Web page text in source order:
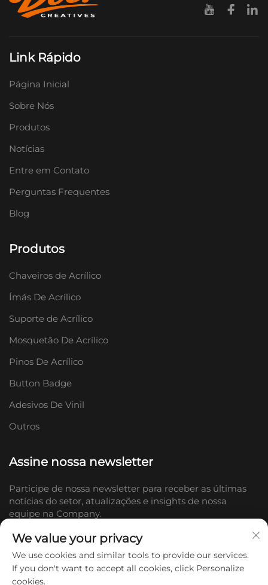
Link Rápido
Página Inicial
Sobre Nós
Produtos
Notícias
Entre em Contato
Perguntas Frequentes
Blog
Produtos
Chaveiros de Acrílico
Ímãs De Acrílico
Suporte de Acrílico
Mosquetão De Acrílico
Pinos De Acrílico
Button Badge
Adesivos De Vinil
Outros
Assine nossa newsletter
Participe de nossa newsletter para receber as últimas
notícias do setor, atualizações e insights de nossa
equipe na Company.
We value your privacy
We use cookies and similar tools to provide our services.
If you don't want to accept all cookies, click Personalize
cookies.